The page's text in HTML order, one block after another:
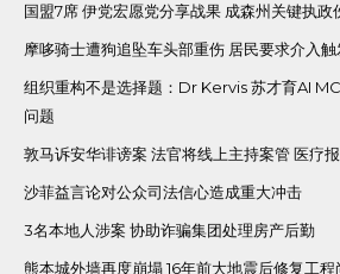
国盟7席 伊党宏愿党分享战果 成森州关键执政
摩哆骑士遭狗追坠车头部重伤 居民要求介入
组织重构不是选择题：Dr Kervis 苏才育AI
问题
敦马诉安华诽谤案 法官将线上主持案管 医疗
沙菲益言论对公众司法信心造成重大冲击
3名本地人涉案 协助诈骗集团处理房产后勤
熊本城外墙再度崩塌 16年前大地震后修复工程